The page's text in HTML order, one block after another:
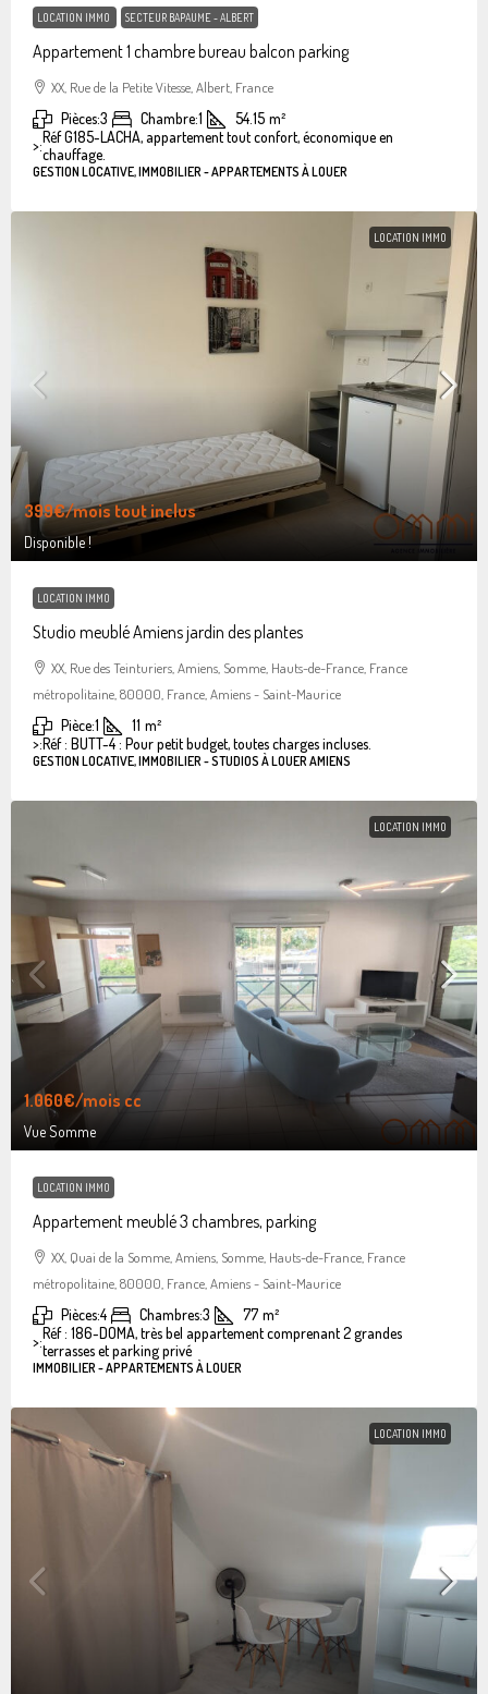
LOCATION IMMO SECTEUR BAPAUME - ALBERT
Appartement 1 chambre bureau balcon parking
XX, Rue de la Petite Vitesse, Albert, France
Pièces:3 Chambre:1 54.15 m²
>:Réf G185-LACHA, appartement tout confort, économique en
chauffage.
GESTION LOCATIVE, IMMOBILIER - APPARTEMENTS À LOUER
LOCATION IMMO
399€/mois tout inclus
Disponible !
LOCATION IMMO
Studio meublé Amiens jardin des plantes
XX, Rue des Teinturiers, Amiens, Somme, Hauts-de-France, France
métropolitaine, 80000, France, Amiens - Saint-Maurice
Pièce:1 11 m²
>:Réf : BUTT-4 : Pour petit budget, toutes charges incluses.
GESTION LOCATIVE, IMMOBILIER - STUDIOS À LOUER AMIENS
LOCATION IMMO
1.060€/mois cc
Vue Somme
LOCATION IMMO
Appartement meublé 3 chambres, parking
XX, Quai de la Somme, Amiens, Somme, Hauts-de-France, France
métropolitaine, 80000, France, Amiens - Saint-Maurice
Pièces:4 Chambres:3 77 m²
>:Réf : 186-DOMA, très bel appartement comprenant 2 grandes
terrasses et parking privé
IMMOBILIER - APPARTEMENTS À LOUER
LOCATION IMMO